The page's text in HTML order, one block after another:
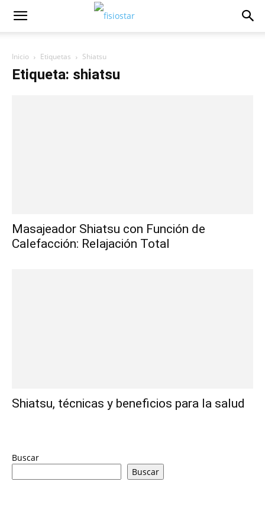
Inicio Etiquetas Shiatsu
Etiqueta: shiatsu
Masajeador Shiatsu con Función de
Calefacción: Relajación Total
Shiatsu, técnicas y beneficios para la salud
Buscar
Buscar